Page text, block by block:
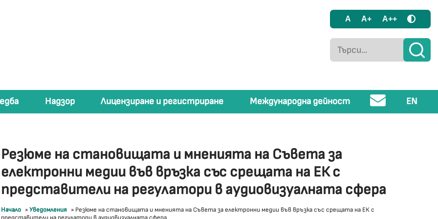
A A+ A++
Надзор Лицензиране и регистриране Международна дейност EN
Резюме на становищата и мненията на Съвета за
електронни медии във връзка със срещата на ЕК с
представители на регулатори в аудиовизуалната сфера
Начало »Уведомления » Резюме на становищата и мненията на Съвета за електронни медии във връзка със срещата на ЕК с